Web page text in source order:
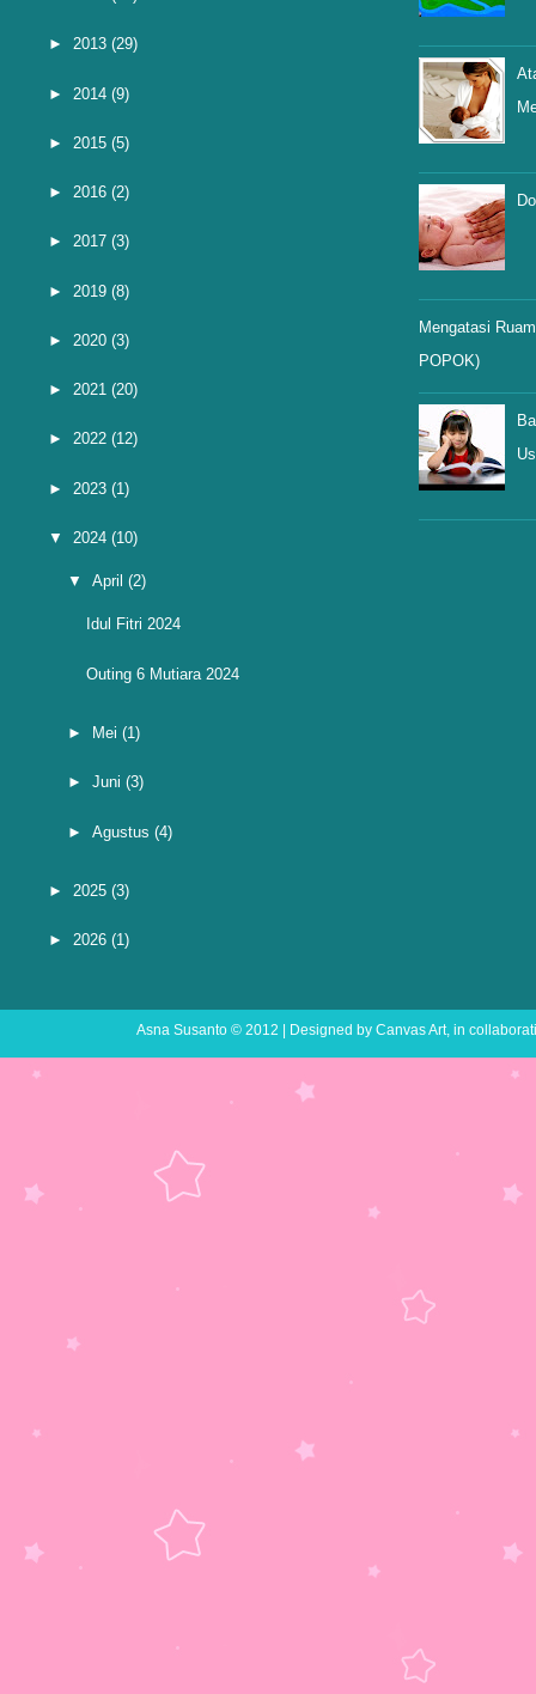
► 2013 (29)
► 2014 (9)
► 2015 (5)
► 2016 (2)
► 2017 (3)
► 2019 (8)
► 2020 (3)
► 2021 (20)
► 2022 (12)
► 2023 (1)
▼ 2024 (10)
▼ April (2)
Idul Fitri 2024
Outing 6 Mutiara 2024
► Mei (1)
► Juni (3)
► Agustus (4)
► 2025 (3)
► 2026 (1)
Mengatasi
POPOK)
Asna Susanto© 2012 | Designed by Canvas Art, in